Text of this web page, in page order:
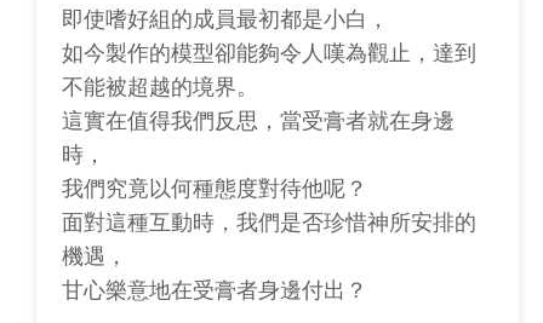
即使嗜好組的成員最初都是小白，
如今製作的模型卻能夠令人嘆為觀止，達到
不能被超越的境界。
這實在值得我們反思，當受膏者就在身邊
時，
我們究竟以何種態度對待他呢？
面對這種互動時，我們是否珍惜神所安排的
機遇，
甘心樂意地在受膏者身邊付出？